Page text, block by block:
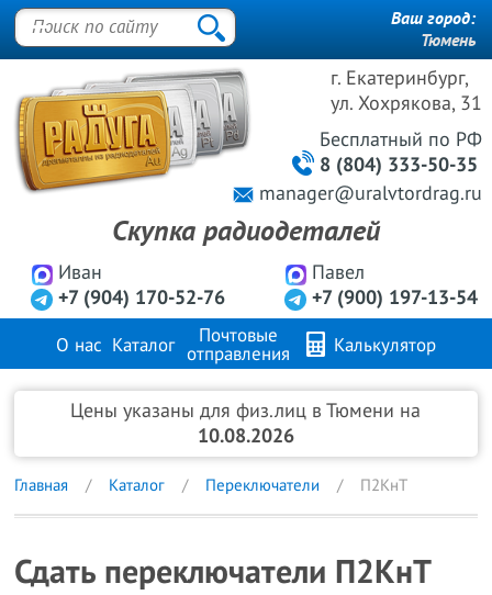
г. Екатеринбург,
ул. Хохрякова, 31
Иван
+7 (904) 170-52-76
Павел
+7 (900) 197-13-54
Бесплатный по РФ
8 (804) 333-50-35
manager@uralvtordrag.ru
Скупка радиодеталей
Ваш город:
Тюмень
О нас Каталог
Почтовые
отправления
Калькулятор
Продажа металлов Контакты
Цены указаны для физ.лиц в Тюмени на
10.08.2026
Главная Каталог Переключатели П2КнТ
Сдать переключатели П2КнТ